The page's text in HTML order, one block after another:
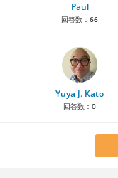
Paul
回答数： 66
Yuya J. Kato
回答数： 0